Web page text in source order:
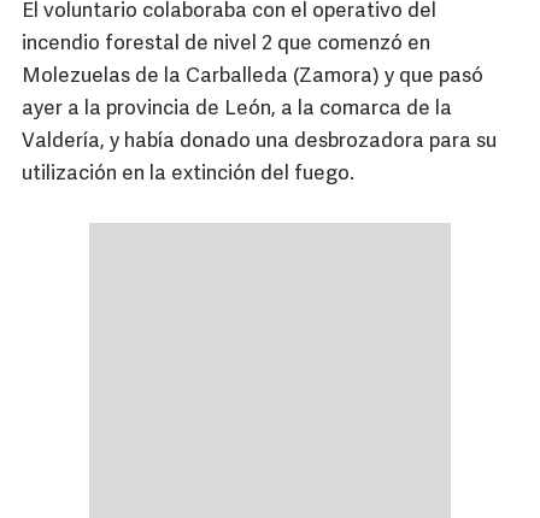
El voluntario colaboraba con el operativo del
incendio forestal de nivel 2 que comenzó en
Molezuelas de la Carballeda (Zamora) y que pasó
ayer a la provincia de León, a la comarca de la
Valdería, y había donado una desbrozadora para su
utilización en la extinción del fuego.